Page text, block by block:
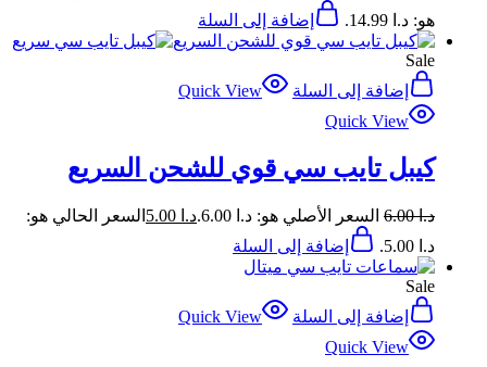
هو: د.ا 14.99.
إضافة إلى السلة
Sale
إضافة إلى السلة
Quick View
Quick View
كيبل تايب سي قوي للشحن السريع
د.ا6.00 السعر الأصلي هو: د.ا 6.00. د.ا
السعر الحالي هو:
د.ا 5.00.
إضافة إلى السلة
Sale
إضافة إلى السلة
Quick View
Quick View